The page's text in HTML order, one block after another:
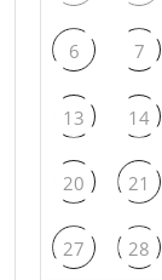
6 7
13 14
20 21
27 28